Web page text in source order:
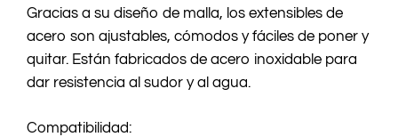
Gracias a su diseño de malla, los extensibles de
acero son ajustables, cómodos y fáciles de poner y
quitar. Están fabricados de acero inoxidable para
dar resistencia al sudor y al agua.
Compatibilidad: